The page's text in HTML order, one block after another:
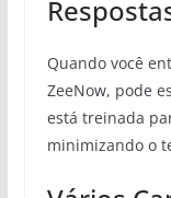
Quando você
ZeeNow, pode
está treinada
minimizando o